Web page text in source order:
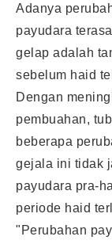
Adanya
payudara
gelap adalah
sebelum haid
Dengan
pembuahan,
beberapa
gejala ini tidak
payudara pra-
periode haid
"Perubahan